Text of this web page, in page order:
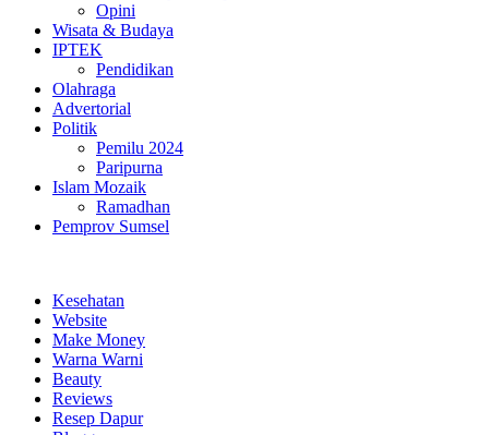
Opini
Wisata & Budaya
IPTEK
Pendidikan
Olahraga
Advertorial
Politik
Pemilu 2024
Paripurna
Islam Mozaik
Ramadhan
Pemprov Sumsel
Kesehatan
Website
Make Money
Warna Warni
Beauty
Reviews
Resep Dapur